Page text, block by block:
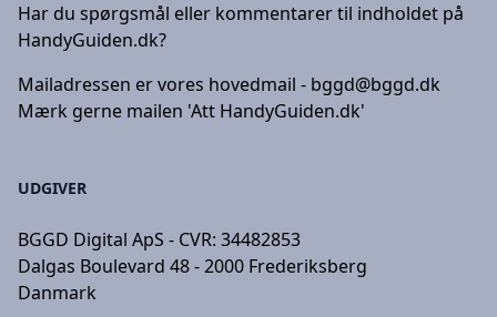
Har du spørgsmål eller kommentarer til indholdet på
HandyGuiden.dk?
Mailadressen er vores hovedmail - bggd@bggd.dk
Mærk gerne mailen 'Att HandyGuiden.dk'
UDGIVER
BGGD Digital ApS - CVR: 34482853
Dalgas Boulevard 48 - 2000 Frederiksberg
Danmark